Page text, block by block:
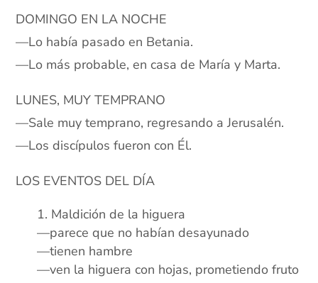
DOMINGO EN LA NOCHE
—Lo había pasado en Betania.
—Lo más probable, en casa de María y Marta.
LUNES, MUY TEMPRANO
—Sale muy temprano, regresando a Jerusalén.
—Los discípulos fueron con Él.
LOS EVENTOS DEL DÍA
Maldición de la higuera
—parece que no habían desayunado
—tienen hambre
—ven la higuera con hojas, prometiendo fruto